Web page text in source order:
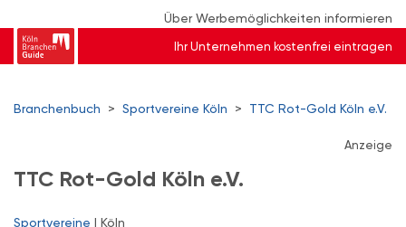
Über Werbemöglichkeiten informieren
Ihr Unternehmen kostenfrei eintragen
Branchenbuch > Sportvereine Köln > TTC Rot-Gold Köln e.V.
Anzeige
TTC Rot-Gold Köln e.V.
Sportvereine | Köln